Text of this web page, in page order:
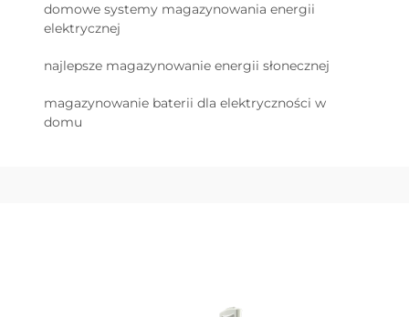
domowe systemy magazynowania energii
elektrycznej
najlepsze magazynowanie energii słonecznej
magazynowanie baterii dla elektryczności w
domu